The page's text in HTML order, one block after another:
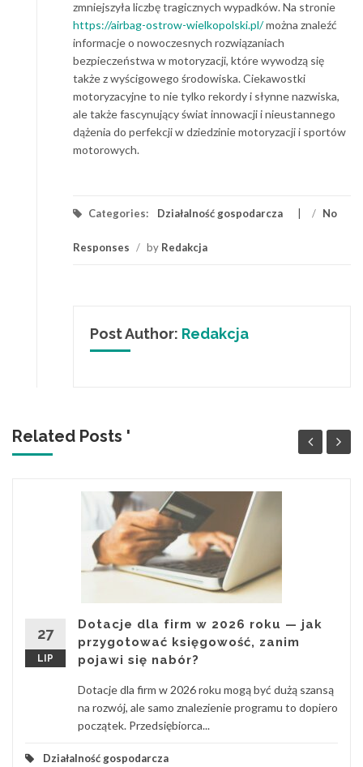
zmniejszyła liczbę tragicznych wypadków. Na stronie
https://airbag-ostrow-wielkopolski.pl/można znaleźć
informacje o nowoczesnych rozwiązaniach
bezpieczeństwa w motoryzacji, które wywodzą się
także z wyścigowego środowiska. Ciekawostki
motoryzacyjne to nie tylko rekordy i słynne nazwiska,
ale także fascynujący świat innowacji i nieustannego
dążenia do perfekcji w dziedzinie motoryzacji i sportów
motorowych.
Categories: Działalność gospodarcza / No
Responses / by Redakcja
Post Author: Redakcja
Related Posts '
27
LIP
Dotacje dla firm w 2026 roku — jak
przygotować księgowość, zanim
pojawi się nabór?
Dotacje dla firm w 2026 roku mogą być dużą szansą
na rozwój, ale samo znalezienie programu to dopiero
początek. Przedsiębiorca...
Działalność gospodarcza